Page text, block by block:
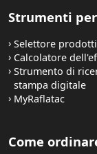
Strumenti
Selettore
Calcolatore
Strumento di
stampa digitale
MyRaflatac
Come